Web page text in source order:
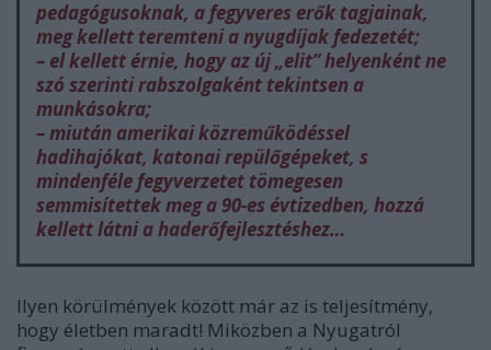
pedagógusoknak, a fegyveres erők tagjainak,
meg kellett teremteni a nyugdíjak fedezetét;
– el kellett érnie, hogy az új „elit” helyenként ne
szó szerinti rabszolgaként tekintsen a
munkásokra;
– miután amerikai közreműködéssel
hadihajókat, katonai repülőgépeket, s
mindenféle fegyverzetet tömegesen
semmisítettek meg a 90-es évtizedben, hozzá
kellett látni a haderőfejlesztéshez…
Ilyen körülmények között már az is teljesítmény,
hogy életben maradt! Miközben a Nyugatról